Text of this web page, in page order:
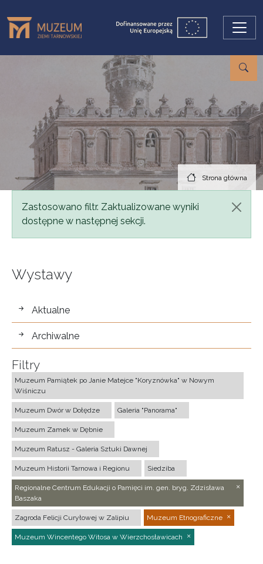
Strona główna
Komunikat
Zastosowano filtr. Zaktualizowane wyniki
dostępne w następnej sekcji.
Wystawy
wystawy
Aktualne
Archiwalne
Filtry
Muzeum Pamiątek po Janie Matejce "Koryznówka" w Nowym
Wiśniczu
Muzeum Dwór w Dołędze Galeria "Panorama"
Muzeum Zamek w Dębnie
Muzeum Ratusz - Galeria Sztuki Dawnej
Muzeum Historii Tarnowa i Regionu Siedziba
Regionalne Centrum Edukacji o Pamięci im. gen. bryg. Zdzisława
Baszaka
Zagroda Felicji Curyłowej w Zalipiu Muzeum Etnograficzne
Muzeum Wincentego Witosa w Wierzchosławicach